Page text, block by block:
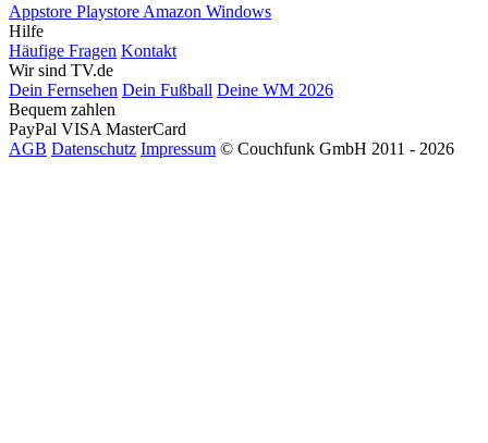
Appstore Playstore Amazon Windows
Hilfe
Häufige Fragen Kontakt
Wir sind TV.de
Dein Fernsehen Dein Fußball Deine WM 2026
Bequem zahlen
PayPal VISA MasterCard
AGB Datenschutz Impressum © Couchfunk GmbH 2011 - 2026